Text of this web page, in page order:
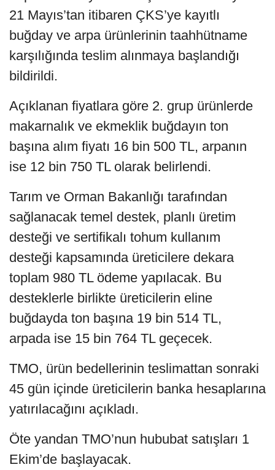
21 Mayıs’tan itibaren ÇKS’ye kayıtlı
buğday ve arpa ürünlerinin taahhütname
karşılığında teslim alınmaya başlandığı
bildirildi.
Açıklanan fiyatlara göre 2. grup ürünlerde
makarnalık ve ekmeklik buğdayın ton
başına alım fiyatı 16 bin 500 TL, arpanın
ise 12 bin 750 TL olarak belirlendi.
Tarım ve Orman Bakanlığı tarafından
sağlanacak temel destek, planlı üretim
desteği ve sertifikalı tohum kullanım
desteği kapsamında üreticilere dekara
toplam 980 TL ödeme yapılacak. Bu
desteklerle birlikte üreticilerin eline
buğdayda ton başına 19 bin 514 TL,
arpada ise 15 bin 764 TL geçecek.
TMO, ürün bedellerinin teslimattan sonraki
45 gün içinde üreticilerin banka hesaplarına
yatırılacağını açıkladı.
Öte yandan TMO’nun hububat satışları 1
Ekim’de başlayacak.